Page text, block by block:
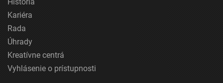
Kariéra
Rada
Úhrady
Kreatívne centrá
Vyhlásenie o prístupnosti